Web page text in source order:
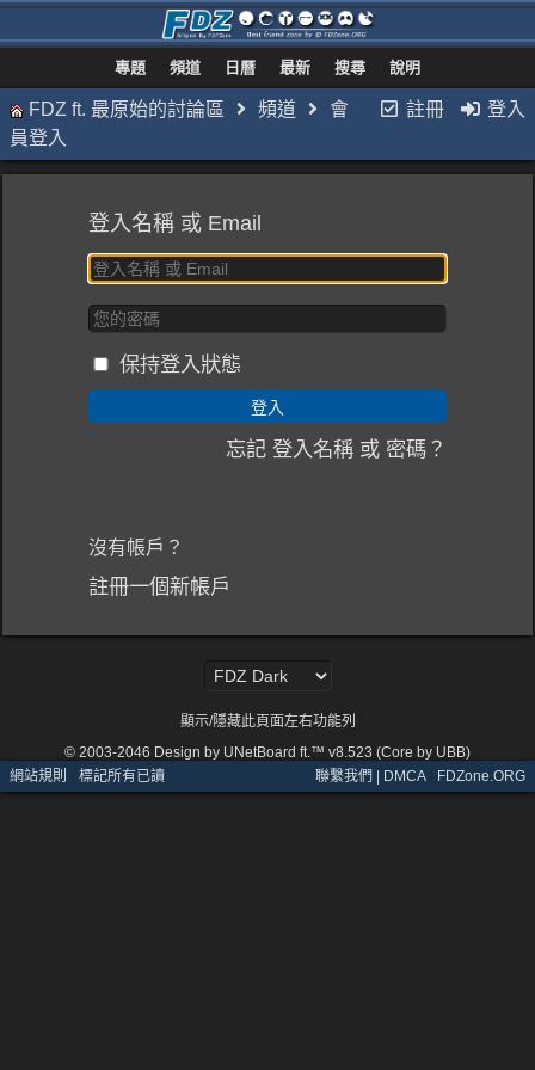
專題 頻道 日曆 最新 搜尋 說明
註冊 登入
FDZ ft. 最原始的討論區 頻道
會
員登入
登入名稱 或 Email
保持登入狀態
忘記 登入名稱 或 密碼？
沒有帳戶？
註冊一個新帳戶
顯示/隱藏此頁面左右功能列
© 2003-2046 Design by UNetBoard ft.™ v8.523 (Core by UBB)
網站規則 · 標記所有已讀 聯繫我們 | DMCA· FDZone.ORG